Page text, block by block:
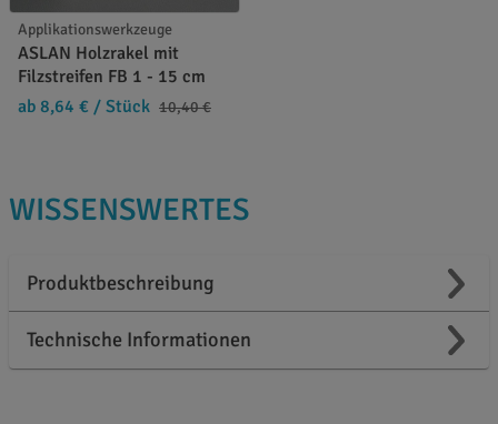
Applikationswerkzeuge
ASLAN Holzrakel mit
Filzstreifen FB 1 - 15 cm
ab 8,64 € / Stück 10,40 €
WISSENSWERTES
Produktbeschreibung
Technische Informationen